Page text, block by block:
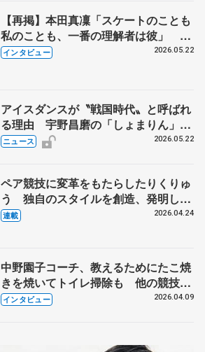
【再掲】本田真凜「スケートのことも
私のことも、一番の理解者は彼」 引
退時の単独インタビューで語った競技
インタビュー 2026.05.22
アイスダンスが〝戦国時代〟と呼ばれ
る理由 宇野昌磨の「しょまりん」ら
実力者が相次いで参戦 国内の競争激
ニュース 2026.05.22
ペア競技に変革をもたらしたりくりゅ
う 独自のスタイルを創造、発明した
【引退発表後②】
連載 2026.04.24
中野園子コーチ、教えるためにたこ焼
きを焼いてトイレ掃除も 他の競技に
も通用するという坂本花織の筋肉
インタビュー 2026.04.09